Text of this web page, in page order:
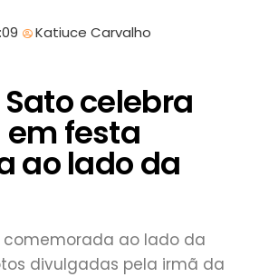
Katiuce Carvalho
celebra
festa
ao lado da
comemorada ao lado da
divulgadas pela irmã da